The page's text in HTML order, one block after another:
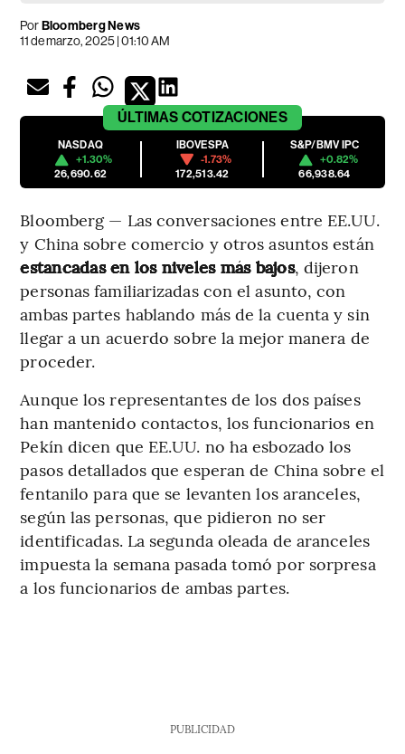
PorBloomberg News
11 de marzo, 2025 | 01:10 AM
ÚLTIMAS COTIZACIONES
NASDAQ
+1.30%
26,690.62
IBOVESPA
-1.73%
172,513.42
S&P/BMV IPC
+0.82%
66,938.64
Bloomberg — Las conversaciones entre EE.UU.
y China sobre comercio y otros asuntos están
estancadas en los niveles más bajos, dijeron
personas familiarizadas con el asunto, con
ambas partes hablando más de la cuenta y sin
llegar a un acuerdo sobre la mejor manera de
proceder.
Aunque los representantes de los dos países
han mantenido contactos, los funcionarios en
Pekín dicen que EE.UU. no ha esbozado los
pasos detallados que esperan de China sobre el
fentanilo para que se levanten los aranceles,
según las personas, que pidieron no ser
identificadas. La segunda oleada de aranceles
impuesta la semana pasada tomó por sorpresa
a los funcionarios de ambas partes.
PUBLICIDAD